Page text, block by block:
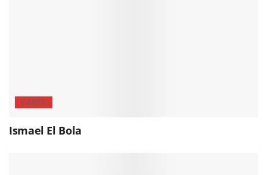
CANTE
Ismael El Bola